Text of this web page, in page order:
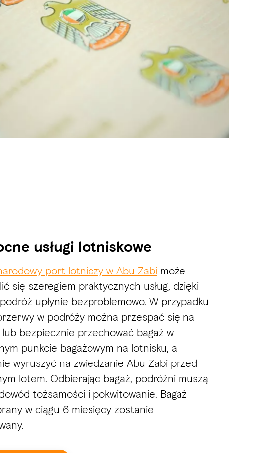
usługi lotniskowe
port lotniczy w Abu Zabi może
się szeregiem praktycznych usług, dzięki
upłynie bezproblemowo. W przypadku
w podróży można przespać się na
bezpiecznie przechować bagaż w
punkcie bagażowym na lotnisku, a
wyruszyć na zwiedzanie Abu Zabi przed
lotem. Odbierając bagaż, podróżni muszą
tożsamości i pokwitowanie. Bagaż
w ciągu 6 miesięcy zostanie